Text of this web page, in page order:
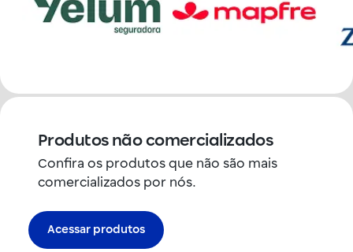
Produtos não comercializados
Confira os produtos que não são mais
comercializados por nós.
Acessar produtos